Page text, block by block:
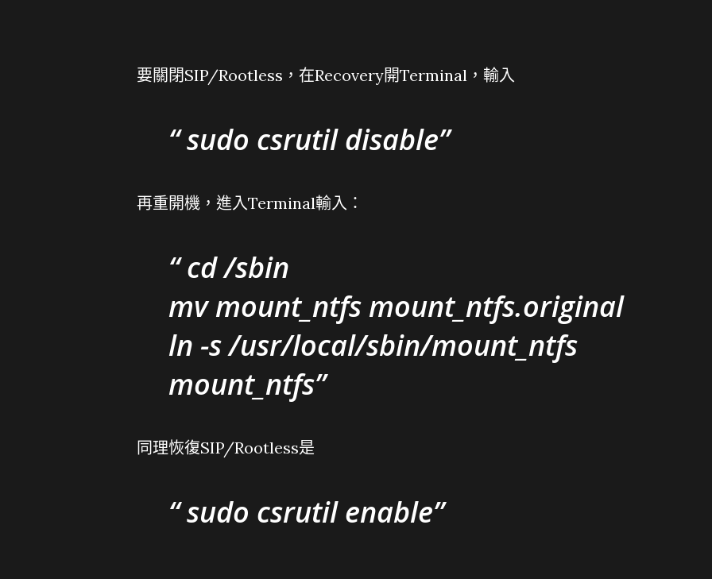
要關閉SIP/Rootless，在Recovery開Terminal，輸入
sudo csrutil disable
再重開機，進入Terminal輸入：
cd /sbin
mv mount_ntfs mount_ntfs.original
ln -s /usr/local/sbin/mount_ntfs
mount_ntfs
同理恢復SIP/Rootless是
sudo csrutil enable